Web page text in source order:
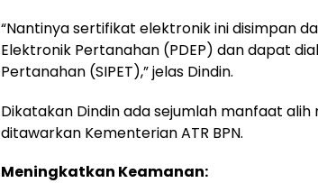
“Nantinya sertifikat elektronik ini disimpan
Elektronik Pertanahan (PDEP) dan dapat
Pertanahan (SIPET),” jelas Dindin.
Dikatakan Dindin ada sejumlah manfaat
ditawarkan Kementerian ATR BPN.
Meningkatkan Keamanan: